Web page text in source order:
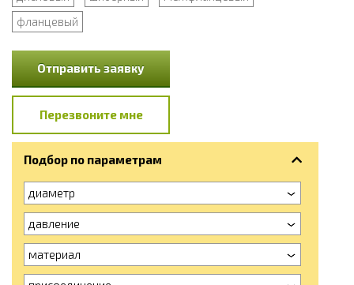
фланцевый
Отправить заявку
Перезвоните мне
Подбор по параметрам
диаметр
давление
материал